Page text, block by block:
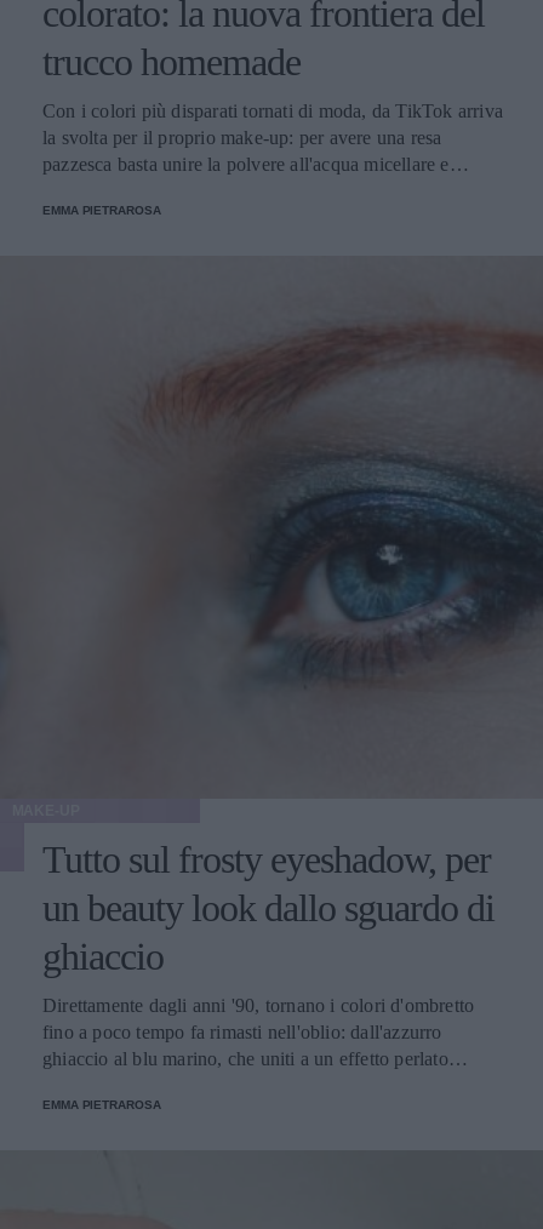
colorato: la nuova frontiera del
trucco homemade
Con i colori più disparati tornati di moda, da TikTok arriva
la svolta per il proprio make-up: per avere una resa
pazzesca basta unire la polvere all'acqua micellare e
EMMA PIETRAROSA
Tutto sul frosty eyeshadow, per
un beauty look dallo sguardo di
ghiaccio
Direttamente dagli anni '90, tornano i colori d'ombretto
fino a poco tempo fa rimasti nell'oblio: dall'azzurro
ghiaccio al blu marino, che uniti a un effetto perlato
l'occhio.
EMMA PIETRAROSA